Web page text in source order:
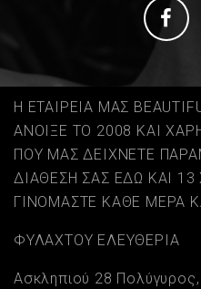
Η ΕΤΑΙΡΕΙΑ ΜΑΣ
ΑΝΟΙΞΕ ΤΟ 2008 ΚΑΙ
ΠΟΥ ΜΑΣ ΔΕΙΧΝΕΤΕ
ΔΙΑΘΕΣΗ ΣΑΣ ΕΔΩ ΚΑΙ 13
ΓΙΝΟΜΑΣΤΕ ΚΑΘΕ ΜΕΡΑ
ΦΥΛΑΧΤΟΥ ΕΛΕΥΘΕΡΙΑ
Ασκληπιού 28 Πολύγυρος,